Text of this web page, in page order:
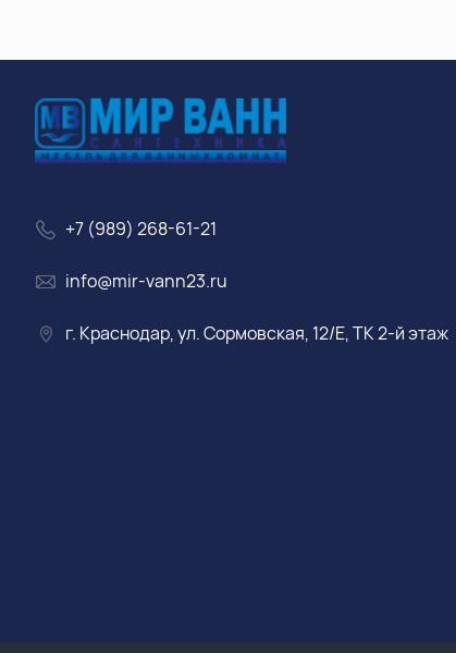
+7 (989) 268-61-21
info@mir-vann23.ru
г. Краснодар, ул. Сормовская, 12/Е, ТК 2-й этаж